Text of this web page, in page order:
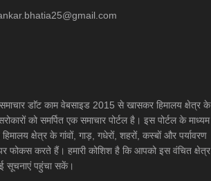
डाॅट काम वेबसाइड 2015 से खासकर हिमालय क्षेत्र के
को समर्पित एक समाचार पोर्टल है। इस पोर्टल के माध्यम
क्षेत्र के गांवों, गाड़, गधेरों, शहरों, कस्बों और पर्यावरण
फोकस करते हैं। हमारी कोशिश है कि आपको इस वंचित क्षेत्र
सूचनाएं पहुंचा सकें।